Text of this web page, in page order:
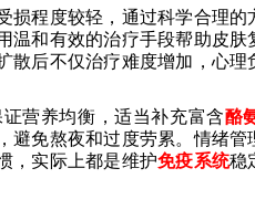
损程度较轻，通过科学合理的
和有效的治疗手段帮助皮肤
散后不仅治疗难度增加，心
营养均衡，适当补充富含酪
免熬夜和过度劳累。情绪管
，实际上都是维护免疫系统稳